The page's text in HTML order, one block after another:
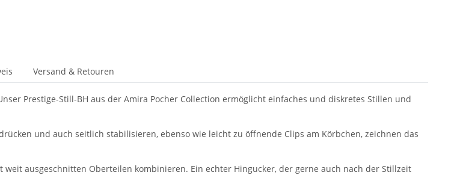
Versand & Retouren
Prestige-Still-BH aus der Amira Pocher Collection ermöglicht einfaches und diskretes Stillen und
und auch seitlich stabilisieren, ebenso wie leicht zu öffnende Clips am Körbchen, zeichnen das
ausgeschnitten Oberteilen kombinieren. Ein echter Hingucker, der gerne auch nach der Stillzeit